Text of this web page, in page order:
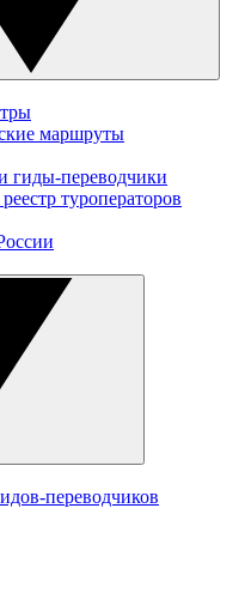
маршруты
гиды-переводчики
туроператоров
переводчиков